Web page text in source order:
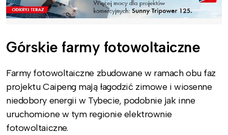
Górskie farmy fotowoltaiczne
Farmy fotowoltaiczne zbudowane w ramach obu faz
projektu Caipeng mają łagodzić zimowe i wiosenne
niedobory energii w Tybecie, podobnie jak inne
uruchomione w tym regionie elektrownie
fotowoltaiczne.